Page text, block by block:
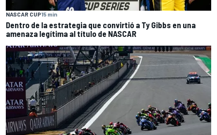
NASCAR CUP15 min
Dentro de la estrategia que convirtió a Ty Gibbs en una
amenaza legítima al título de NASCAR